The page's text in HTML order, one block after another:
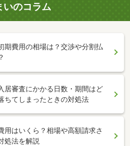
いのコラム
期費用の相場は？交渉や分割払
居審査にかかる日数・期間はど
ちてしまったときの対処法
用はいくら？相場や高額請求さ
処法を解説